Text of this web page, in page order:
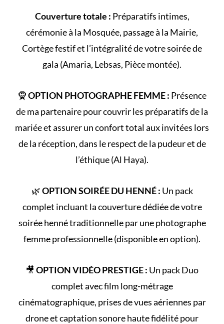
Couverture totale : Préparatifs intimes,
cérémonie à la Mosquée, passage à la Mairie,
Cortègefestif et l’intégralité de votresoirée de
gala (Amaria, Lebsas, Pièce montée).
🧕OPTION PHOTOGRAPHE FEMME : Présence
de ma partenaire pour couvrir les préparatifs de la
mariée et assurer un confort total aux invitées lors
de la réception, dans le respect de la pudeur et de
l’éthique (Al Haya).
🌿OPTION SOIRÉE DU HENNÉ : Un pack
complet incluant la couverture dédiée de votre
soirée hennétraditionnelle par une photographe
femme professionnelle (disponible en option).
🎥 OPTION VIDÉO PRESTIGE : Un pack Duo
complet avec film long-métrage
cinématographique, prises de vues aériennes par
drone et captation sonore haute fidélité pour